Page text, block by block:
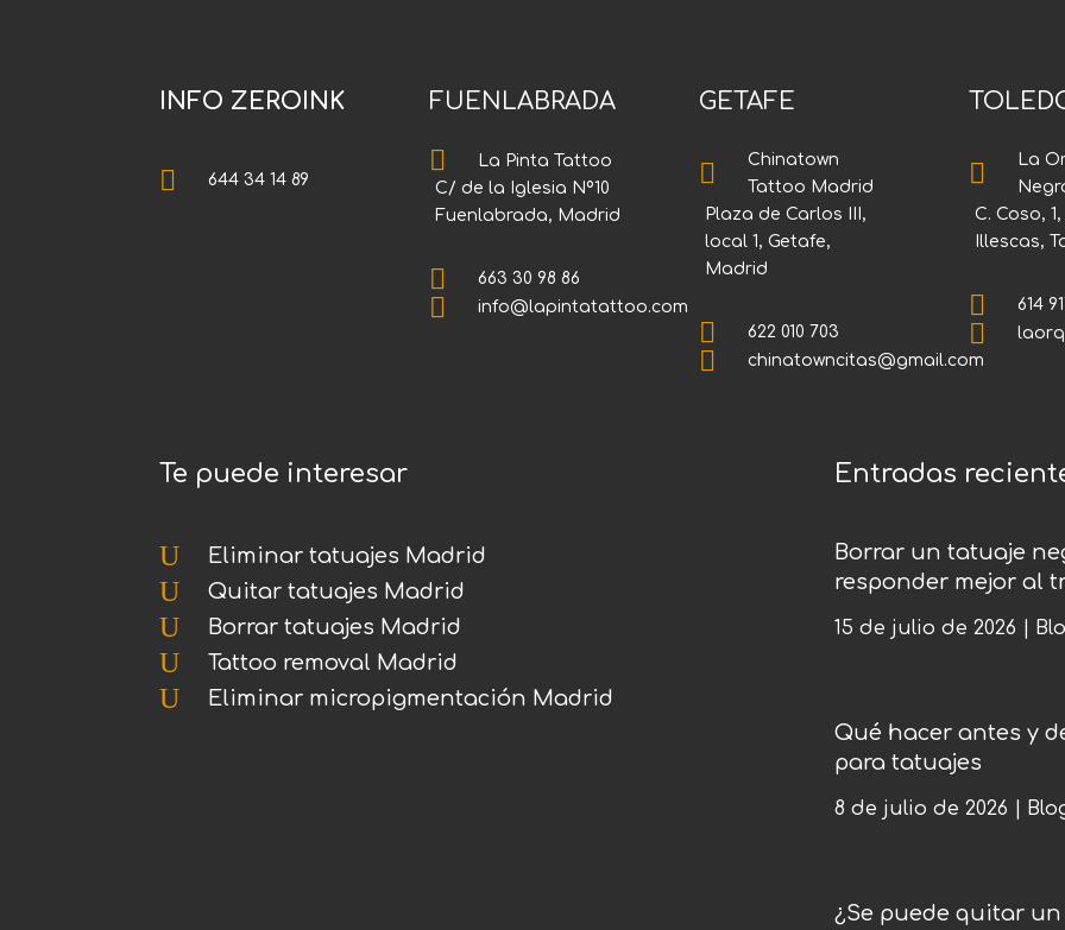
INFO ZEROINK
 644 34 14 89
FUENLABRADA

La Pinta Tattoo
C/ de la Iglesia Nº10
Fuenlabrada, Madrid
 663 30 98 86
 info@lapintatattoo.com
GETAFE

Chinatown
Tattoo Madrid
Plaza de Carlos III,
local 1, Getafe,
Madrid
 622 010 703
 chinatowncitas@gmail.com

La
C. Coso,
Illescas,
 614

Te puede interesar
U Eliminar tatuajes Madrid
U Quitar tatuajes Madrid
U Borrar tatuajes Madrid
U Tattoo removal Madrid
U Eliminar micropigmentación Madrid
Entradas
Borrar un tatuaje
responder mejor al
15 de julio de 2026
Qué hacer antes y
para tatuajes
8 de julio de 2026
¿Se puede quitar